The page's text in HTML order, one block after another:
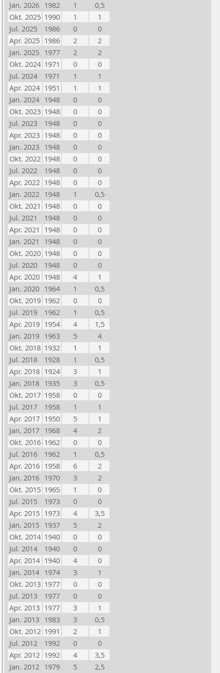
Jan. 2026 1982 1
0,5
Okt. 2025 1990 1
1
Jul. 2025
1986 0
0
Apr. 2025 1986 2
2
Jan. 2025 1977 2
2
Okt. 2024 1971 0
0
Jul. 2024
1971 1
1
Apr. 2024 1951 1
1
Jan. 2024 1948 0
0
Okt. 2023 1948 0
0
Jul. 2023
1948 0
0
Apr. 2023 1948 0
0
Jan. 2023 1948 0
0
Okt. 2022 1948 0
0
Jul. 2022
1948 0
0
Apr. 2022 1948 0
0
Jan. 2022 1948 1
0,5
Okt. 2021 1948 0
0
Jul. 2021
1948 0
0
Apr. 2021 1948 0
0
Jan. 2021
1948 0
0
Okt. 2020 1948 0
0
Jul. 2020
1948 0
0
Apr. 2020 1948 4
1
Jan. 2020 1964 1
0,5
Okt. 2019 1962 0
0
Jul. 2019
1962 1
0,5
Apr. 2019 1954 4
1,5
Jan. 2019 1963 5
4
Okt. 2018 1932 1
1
Jul. 2018
1928 1
0,5
Apr. 2018 1924 3
1
Jan. 2018 1935 3
0,5
Okt. 2017 1958 0
0
Jul. 2017
1958 1
1
Apr. 2017 1950 5
1
Jan. 2017 1968 4
2
Okt. 2016 1962 0
0
Jul. 2016
1962 1
0,5
Apr. 2016 1958 6
2
Jan. 2016 1970 3
2
Okt. 2015 1965 1
0
Jul. 2015
1973 0
0
Apr. 2015 1973 4
3,5
Jan. 2015 1937 5
2
Okt. 2014 1940 0
0
Jul. 2014
1940 0
0
Apr. 2014 1940 4
0
Jan. 2014 1974 3
1
Okt. 2013 1977 0
0
Jul. 2013
1977 0
0
Apr. 2013 1977 3
1
Jan. 2013 1983 3
0,5
Okt. 2012 1991 2
1
Jul. 2012
1992 0
0
Apr. 2012 1992 4
3,5
Jan. 2012 1979 5
2,5